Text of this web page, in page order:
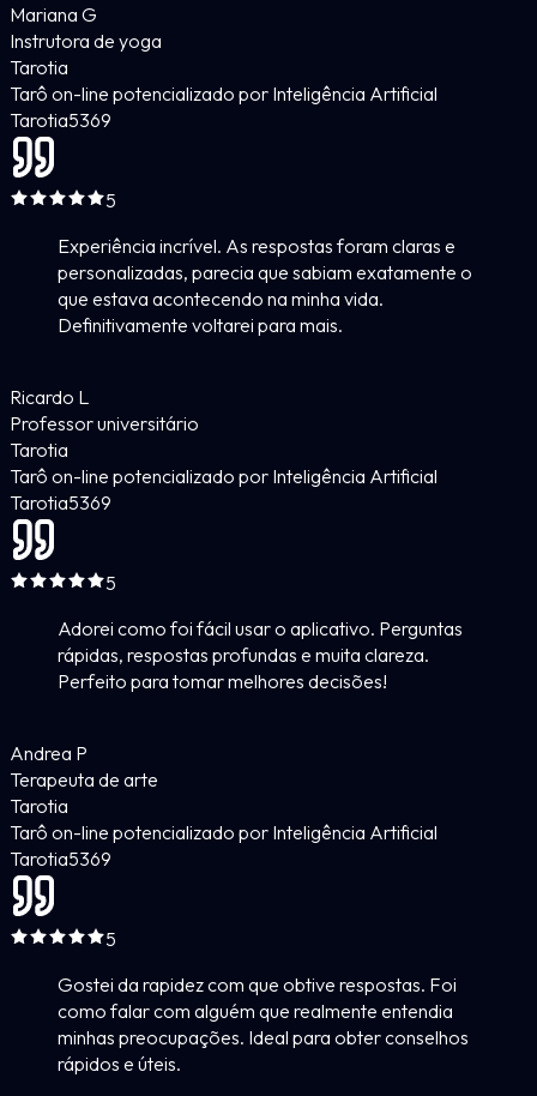
Mariana G
Instrutora de yoga
Tarotia
Tarô on-line potencializado por Inteligência Artificial
Tarotia5369
5
Experiência incrível. As respostas foram claras e
personalizadas, parecia que sabiam exatamente o
que estava acontecendo na minha vida.
Definitivamente voltarei para mais.
Ricardo L
Professor universitário
Tarotia
Tarô on-line potencializado por Inteligência Artificial
Tarotia5369
5
Adorei como foi fácil usar o aplicativo. Perguntas
rápidas, respostas profundas e muita clareza.
Perfeito para tomar melhores decisões!
Andrea P
Terapeuta de arte
Tarotia
Tarô on-line potencializado por Inteligência Artificial
Tarotia5369
5
Gostei da rapidez com que obtive respostas. Foi
como falar com alguém que realmente entendia
minhas preocupações. Ideal para obter conselhos
rápidos e úteis.